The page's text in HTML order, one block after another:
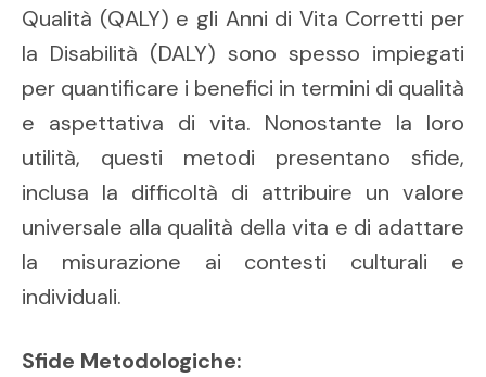
Qualità (QALY) e gli Anni di Vita Corretti per
la Disabilità (DALY) sono spesso impiegati
per quantificare i benefici in termini di qualità
e aspettativa di vita. Nonostante la loro
utilità, questi metodi presentano sfide,
inclusa la difficoltà di attribuire un valore
universale alla qualità della vita e di adattare
la misurazione ai contesti culturali e
individuali.
Sfide Metodologiche: